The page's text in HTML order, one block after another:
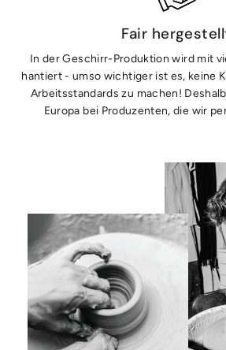
Fair
In der Geschirr-Produktion wird mit
hantiert - umso wichtiger ist es, keine
Arbeitsstandards zu machen!
Europa bei Produzenten, die wir